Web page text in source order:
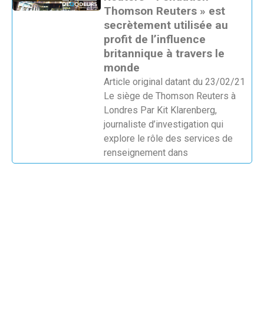
Thomson Reuters » est
secrètement utilisée au
profit de l’influence
britannique à travers le
monde
Article original datant du 23/02/21
Le siège de Thomson Reuters à
Londres Par Kit Klarenberg,
journaliste d’investigation qui
explore le rôle des services de
renseignement dans